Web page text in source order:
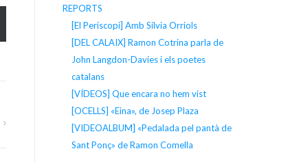
REPORTS
[El Periscopi] Amb Silvia Orriols
[DEL CALAIX] Ramon Cotrina parla de
John Langdon-Davies i els poetes
catalans
[VÍDEOS] Que encara no hem vist
[OCELLS] «Eina», de Josep Plaza
[VIDEOALBUM] «Pedalada pel pantà de
Sant Ponç» de Ramon Comella